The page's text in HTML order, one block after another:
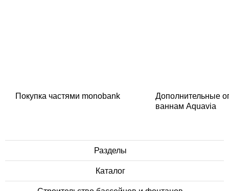
Покупка частями monobank
Дополнительные
ваннам Aquavia
Разделы
Каталог